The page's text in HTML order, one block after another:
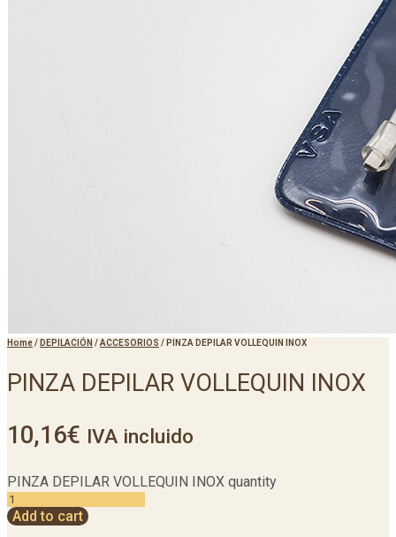
Home/ DEPILACIÓN /ACCESORIOS / PINZA DEPILAR VOLLEQUIN INOX
PINZA DEPILAR VOLLEQUIN INOX
10,16€ IVA incluido
PINZA DEPILAR VOLLEQUIN INOX quantity
Add to cart